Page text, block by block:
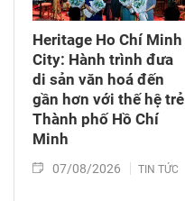
Heritage Ho Chí Minh
City: Hành trình đưa
di sản văn hoá đến
gần hơn với thế hệ trẻ
Thành phố Hồ Chí
Minh
07/08/2026 TIN TỨC